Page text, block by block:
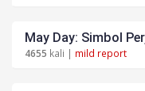
May Day: Simbol
4655 kali | mild report